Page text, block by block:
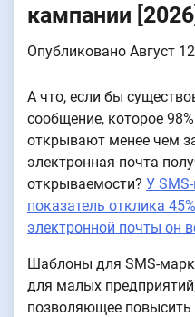
кампании [2026]
Опубликовано Август
А что, если бы
сообщение, которое
открывают менее чем
электронная почта
открываемости? У
показатель отклика
электронной почты он
Шаблоны для SMS-
для малых
позволяющее повысить